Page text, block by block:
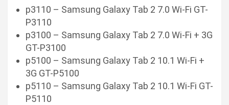
p3110 – Samsung Galaxy Tab 2 7.0 Wi-Fi GT-
P3110
p3100 – Samsung Galaxy Tab 2 7.0 Wi-Fi + 3G
GT-P3100
p5100 – Samsung Galaxy Tab 2 10.1 Wi-Fi +
3G GT-P5100
p5110 – Samsung Galaxy Tab 2 10.1 Wi-Fi GT-
P5110